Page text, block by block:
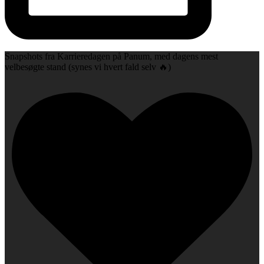
Snapshots fra Karrieredagen på Panum, med dagens mest
velbesøgte stand (synes vi hvert fald selv 🔥)